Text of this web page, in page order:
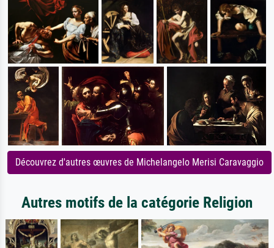
Découvrez d'autres œuvres de Michelangelo Merisi Caravaggio
Autres motifs de la catégorie Religion